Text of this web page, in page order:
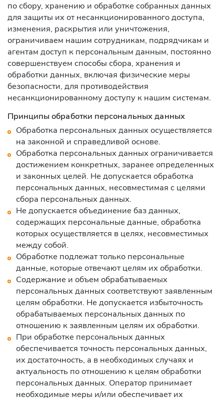
по сбору, хранению и обработке собранных данных
для защиты их от несанкционированного доступа,
изменения, раскрытия или уничтожения,
ограничиваем нашим сотрудникам, подрядчикам и
агентам доступ к персональным данным, постоянно
совершенствуем способы сбора, хранения и
обработки данных, включая физические меры
безопасности, для противодействия
несанкционированному доступу к нашим системам.
Принципы обработки персональных данных
Обработка персональных данных осуществляется
на законной и справедливой основе.
Обработка персональных данных ограничивается
достижением конкретных, заранее определенных
и законных целей. Не допускается обработка
персональных данных, несовместимая с целями
сбора персональных данных.
Не допускается объединение баз данных,
содержащих персональные данные, обработка
которых осуществляется в целях, несовместимых
между собой.
Обработке подлежат только персональные
данные, которые отвечают целям их обработки.
Содержание и объем обрабатываемых
персональных данных соответствуют заявленным
целям обработки. Не допускается избыточность
обрабатываемых персональных данных по
отношению к заявленным целям их обработки.
При обработке персональных данных
обеспечивается точность персональных данных,
их достаточность, а в необходимых случаях и
актуальность по отношению к целям обработки
персональных данных. Оператор принимает
необходимые меры и/или обеспечивает их